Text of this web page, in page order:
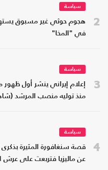
2
سياسة
هجوم حوثي غير مسبوق
في "المخا"
3
سياسة
إعلام إيراني ينشر أول
منذ توليه منصب المرشد
4
سياسة
قصة سنغافورة المثيرة
عن ماليزيا فتربعت على عرش